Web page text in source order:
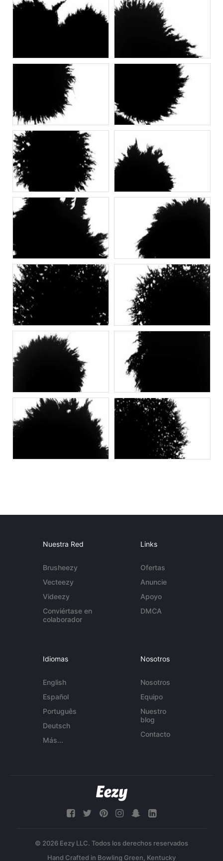
Nuestra Red
Brusheezy
Vecteezy
Videezy
Conviértase en
colaborador
Links
Ofertas
Anuncie
Apoyo
DMCA
Idiomas
English
Español
Português
Deutsch
Más...
Nosotros
Nosotros
Equipo
Nuestro
blog
Contacto
© 2026 Eezy LLC. Todos los derechos reservados